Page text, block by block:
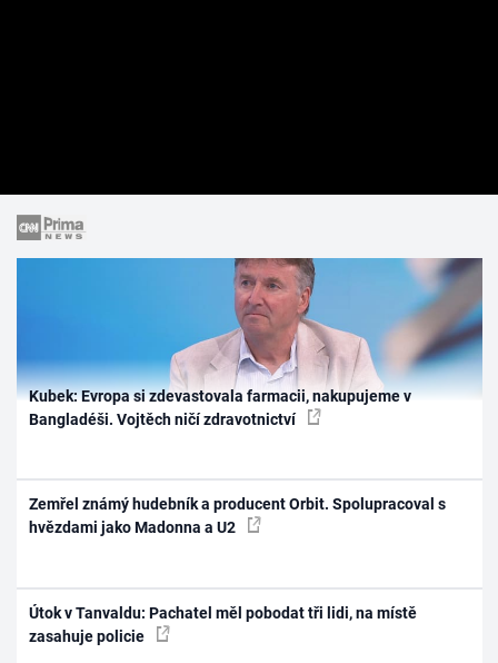
Kubek: Evropa si zdevastovala farmacii, nakupujeme v
Bangladéši. Vojtěch ničí zdravotnictví
Zemřel známý hudebník a producent Orbit. Spolupracoval s
hvězdami jako Madonna a U2
Útok v Tanvaldu: Pachatel měl pobodat tři lidi, na místě
zasahuje policie